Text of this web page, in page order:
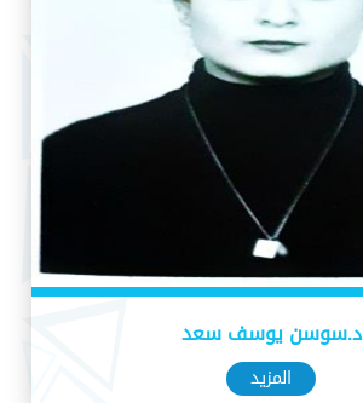
د.سوسن يوسف سعد
المزيد